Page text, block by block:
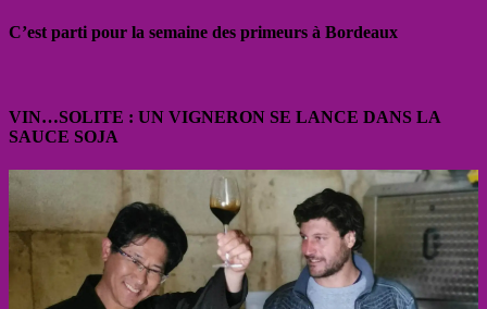
C’est parti pour la semaine des primeurs à Bordeaux
VIN…SOLITE : UN VIGNERON SE LANCE DANS LA
SAUCE SOJA